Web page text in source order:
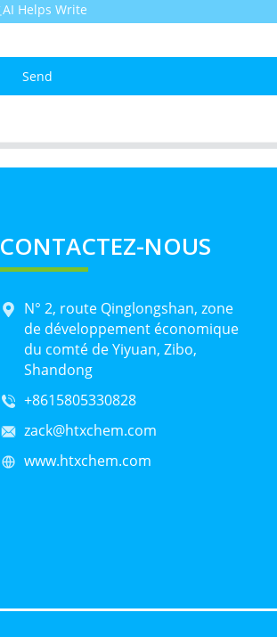
AI Helps Write
Send
CONTACTEZ-NOUS
N° 2, route Qinglongshan, zone
de développement économique
du comté de Yiyuan, Zibo,
Shandong
+8615805330828
zack@htxchem.com
www.htxchem.com